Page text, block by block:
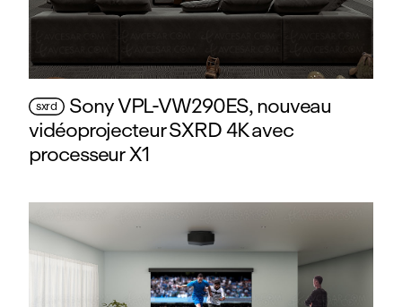
sxrd Sony VPL‑VW290ES, nouveau
vidéoprojecteur SXRD 4K avec
processeur X1